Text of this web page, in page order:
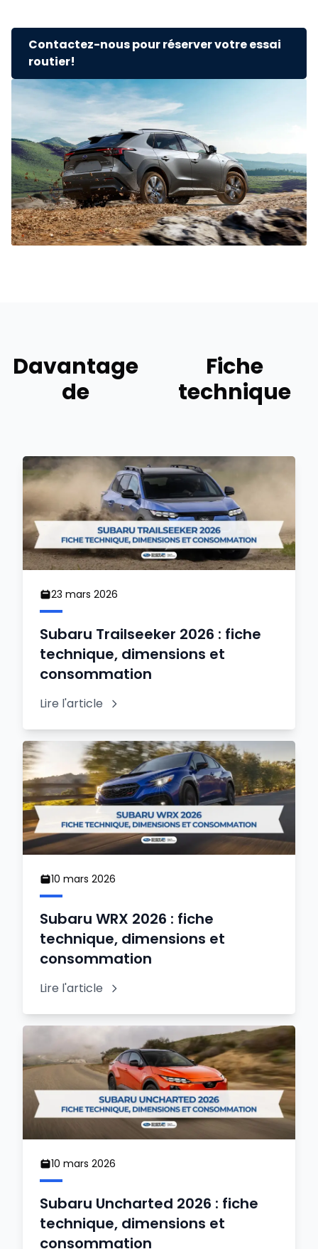
Contactez-nous pour réserver votre essai
routier!
Davantage
de
Fiche
technique
23 mars 2026
Subaru Trailseeker 2026 : fiche
technique, dimensions et
consommation
Lire l'article
10 mars 2026
Subaru WRX 2026 : fiche
technique, dimensions et
consommation
Lire l'article
10 mars 2026
Subaru Uncharted 2026 : fiche
technique, dimensions et
consommation